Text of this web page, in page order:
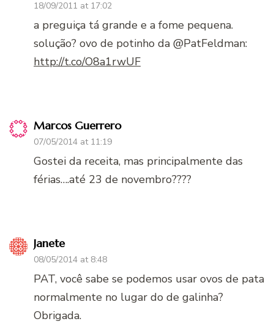
18/09/2011 at 17:02
a preguiça tá grande e a fome pequena.
solução? ovo de potinho da @PatFeldman:
http://t.co/O8a1rwUF
Marcos Guerrero
07/05/2014 at 11:19
Gostei da receita, mas principalmente das
férias….até 23 de novembro????
Janete
08/05/2014 at 8:48
PAT, você sabe se podemos usar ovos de pata
normalmente no lugar do de galinha?
Obrigada.